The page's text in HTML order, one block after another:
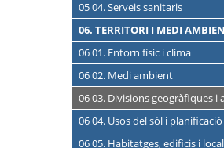
05 04. Serveis sanitaris
06. TERRITORI I MEDI
06 01. Entorn físic i clima
06 02. Medi ambient
06 03. Divisions geogràfiques
06 04. Usos del sòl i planificació
06 05. Habitatges, edificis i